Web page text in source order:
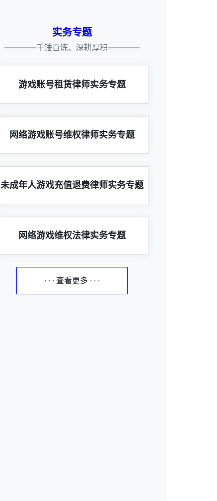
实务专题
————千锤百炼、深耕厚积————
游戏账号租赁律师实务专题
网络游戏账号维权律师实务专题
未成年人游戏充值退费律师实务专题
网络游戏维权法律实务专题
· · · 查看更多 · · ·